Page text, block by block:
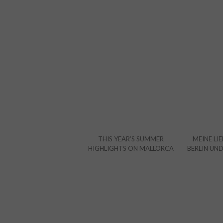
THIS YEAR’S SUMMER
HIGHLIGHTS ON MALLORCA
MEINE
BERLIN